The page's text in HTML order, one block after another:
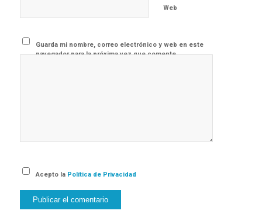
Web
Guarda mi nombre, correo electrónico y web en este
navegador para la próxima vez que comente.
Acepto la Política de Privacidad